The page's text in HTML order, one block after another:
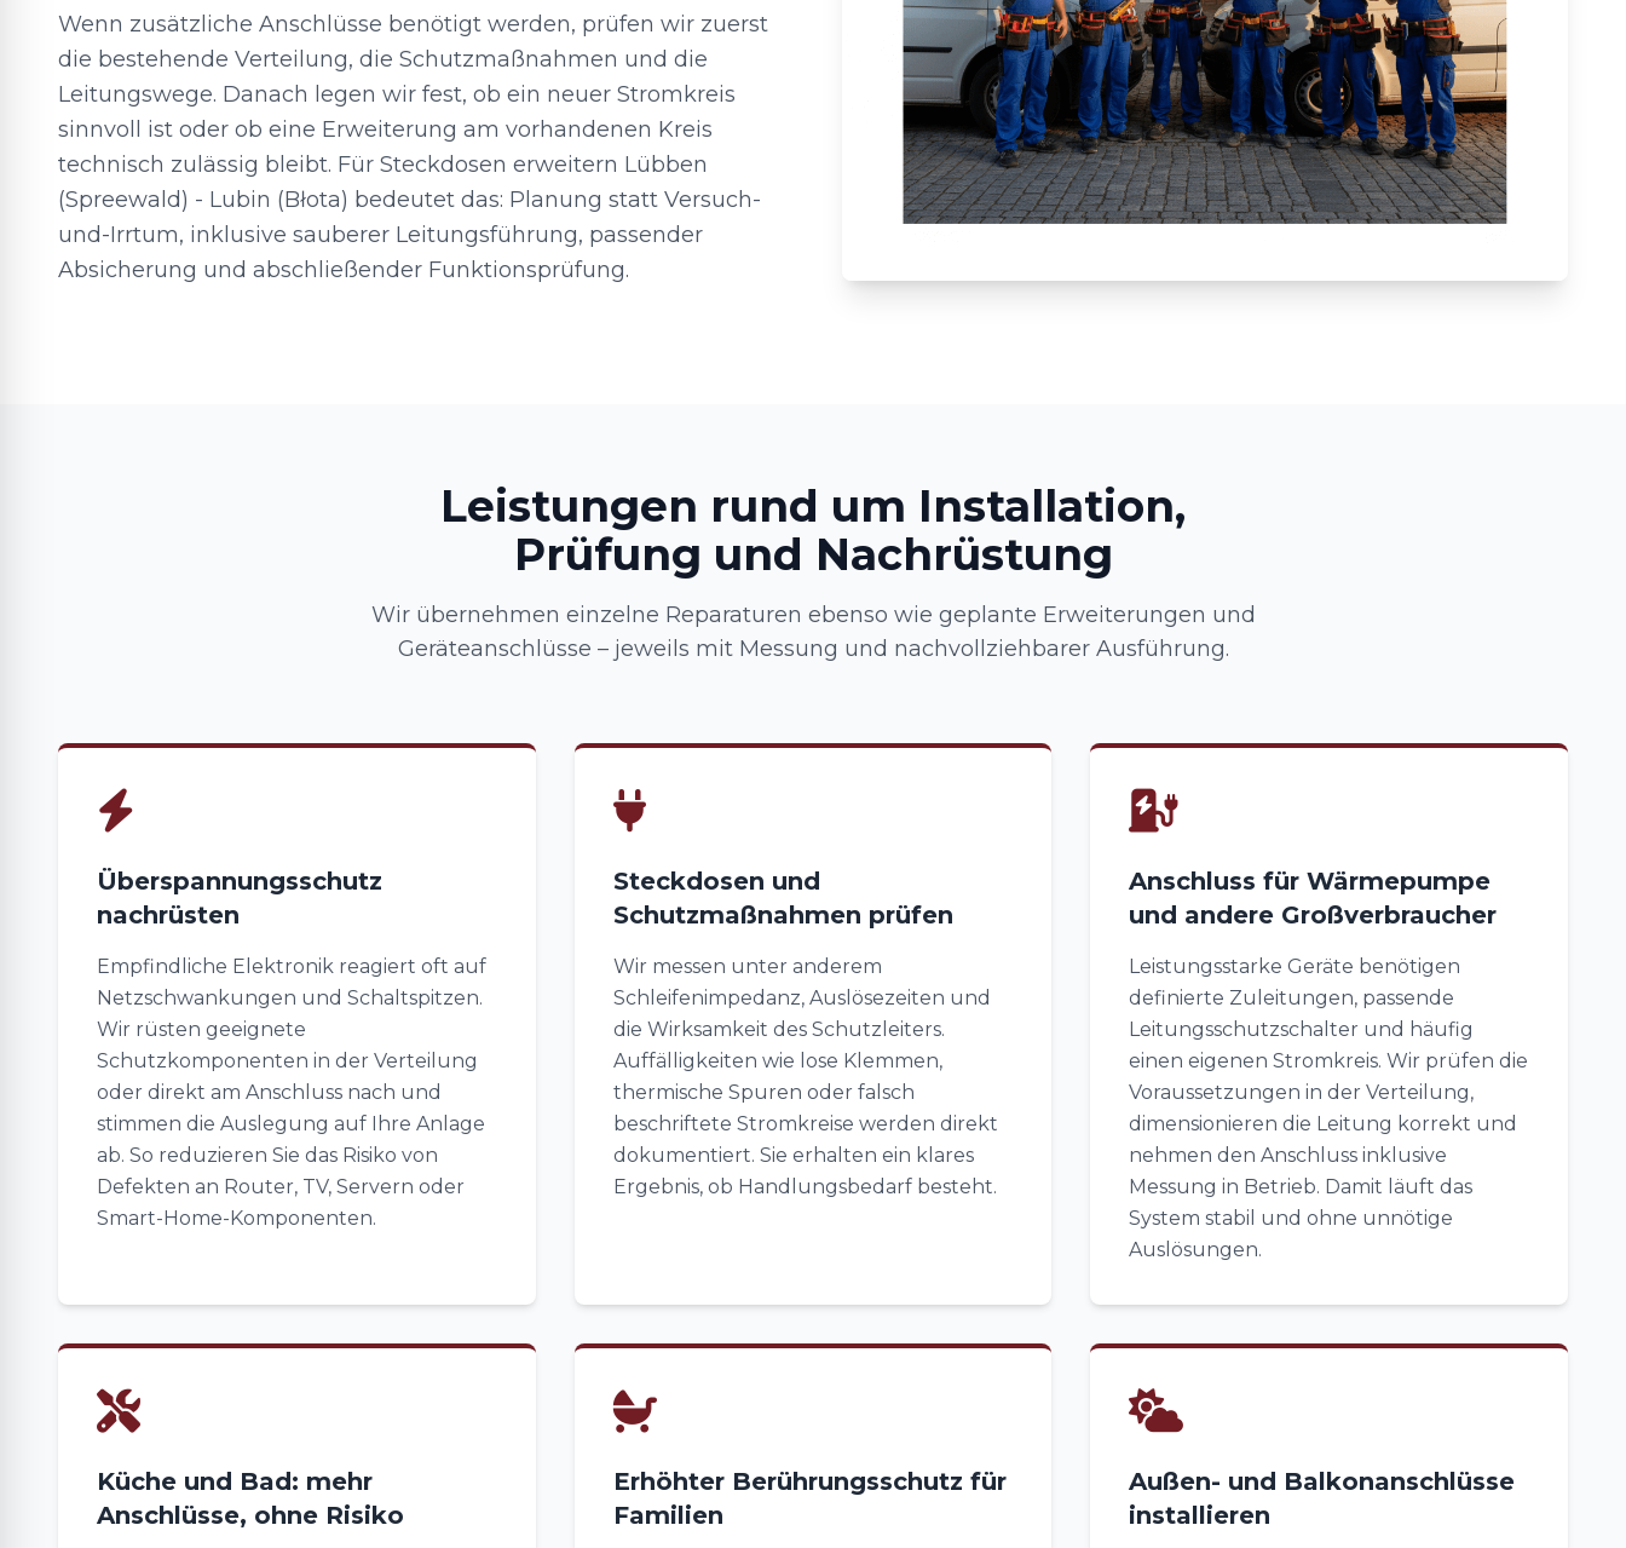
Wenn zusätzliche Anschlüsse benötigt werden, prüfen wir zuerst
die bestehende Verteilung, die Schutzmaßnahmen und die
Leitungswege. Danach legen wir fest, ob ein neuer Stromkreis
sinnvoll ist oder ob eine Erweiterung am vorhandenen Kreis
technisch zulässig bleibt. Für Steckdosen erweitern Lübben
(Spreewald) - Lubin (Błota) bedeutet das: Planung statt Versuch-
und-Irrtum, inklusive sauberer Leitungsführung, passender
Absicherung und abschließender Funktionsprüfung.
Leistungen rund um Installation,
Prüfung und Nachrüstung
Wir übernehmen einzelne Reparaturen ebenso wie geplante Erweiterungen und
Geräteanschlüsse – jeweils mit Messung und nachvollziehbarer Ausführung.
Überspannungsschutz
nachrüsten
Empfindliche Elektronik reagiert oft auf
Netzschwankungen und Schaltspitzen.
Wir rüsten geeignete
Schutzkomponenten in der Verteilung
oder direkt am Anschluss nach und
stimmen die Auslegung auf Ihre Anlage
ab. So reduzieren Sie das Risiko von
Defekten an Router, TV, Servern oder
Smart-Home-Komponenten.
Steckdosen und
Schutzmaßnahmen prüfen
Wir messen unter anderem
Schleifenimpedanz, Auslösezeiten und
die Wirksamkeit des Schutzleiters.
Auffälligkeiten wie lose Klemmen,
thermische Spuren oder falsch
beschriftete Stromkreise werden direkt
dokumentiert. Sie erhalten ein klares
Ergebnis, ob Handlungsbedarf besteht.
Anschluss für Wärmepumpe
und andere Großverbraucher
Leistungsstarke Geräte benötigen
definierte Zuleitungen, passende
Leitungsschutzschalter und häufig
einen eigenen Stromkreis. Wir prüfen die
Voraussetzungen in der Verteilung,
dimensionieren die Leitung korrekt und
nehmen den Anschluss inklusive
Messung in Betrieb. Damit läuft das
System stabil und ohne unnötige
Auslösungen.
Küche und Bad: mehr
Anschlüsse, ohne Risiko
Erhöhter Berührungsschutz für
Familien
Außen- und Balkonanschlüsse
installieren